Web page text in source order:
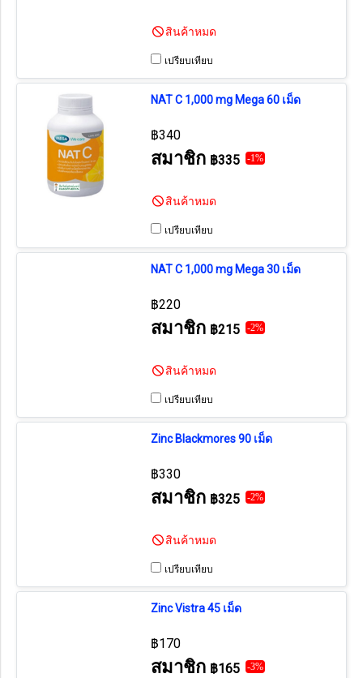
สินค้าหมด
เปรียบเทียบ
NAT C 1,000 mg Mega 60 เม็ด
฿340
สมาชิก ฿335 -1%
สินค้าหมด
เปรียบเทียบ
NAT C 1,000 mg Mega 30 เม็ด
฿220
สมาชิก ฿215 -2%
สินค้าหมด
เปรียบเทียบ
Zinc Blackmores 90 เม็ด
฿330
สมาชิก ฿325 -2%
สินค้าหมด
เปรียบเทียบ
Zinc Vistra 45 เม็ด
฿170
สมาชิก ฿165 -3%